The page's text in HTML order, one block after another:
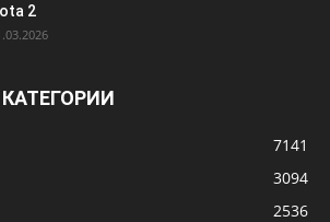
2
7141
3094
2536